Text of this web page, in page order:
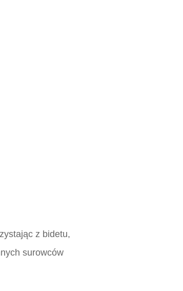
z bidetu,
surowców